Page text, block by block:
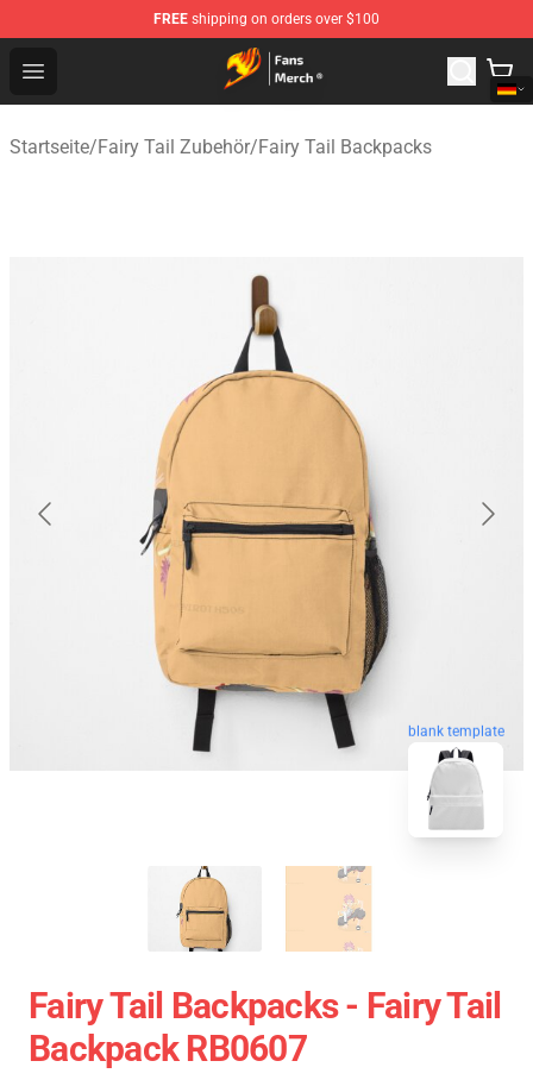
FREE shipping on orders over $100
Open menu
Fairy Tail Store - Official Fairy Tail Merchandise Shop
Startseite/Fairy Tail Zubehör/Fairy Tail Backpacks
blank template
Fairy Tail Backpacks - Fairy Tail
Backpack RB0607